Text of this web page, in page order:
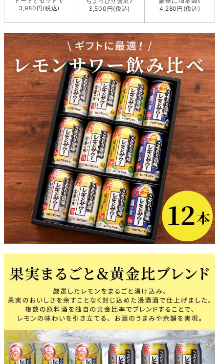
3,980円(税込)
3,500円(税込)
4,280円(税込)